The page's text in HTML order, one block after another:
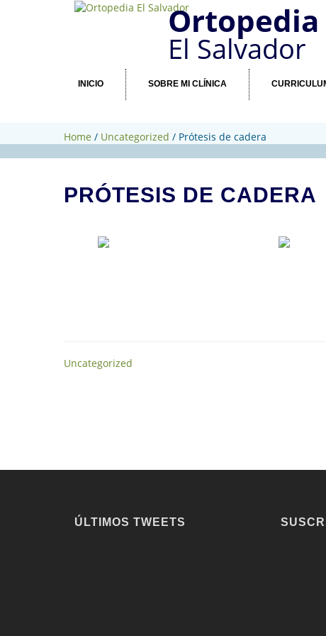
Ortopedia
El Salvador
INICIO SOBRE MI CLÍNICA
Home / Uncategorized / Prótesis de cadera
PRÓTESIS DE CADERA
Uncategorized
ÚLTIMOS TWEETS